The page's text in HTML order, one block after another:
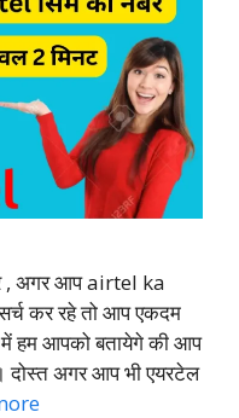
, अगर आप airtel ka
कर रहे तो आप एकदम
आपको बतायेगे की आप
अगर आप भी एयरटेल